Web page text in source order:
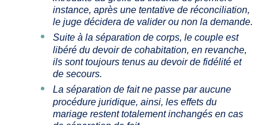
instance, après une tentative de réconciliation,
le juge décidera de valider ou non la demande.
Suite à la séparation de corps, le couple est
libéré du devoir de cohabitation, en revanche,
ils sont toujours tenus au devoir de fidélité et
de secours.
La séparation de fait ne passe par aucune
procédure juridique, ainsi, les effets du
mariage restent totalement inchangés en cas